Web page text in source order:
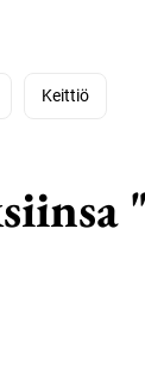
Keittiö